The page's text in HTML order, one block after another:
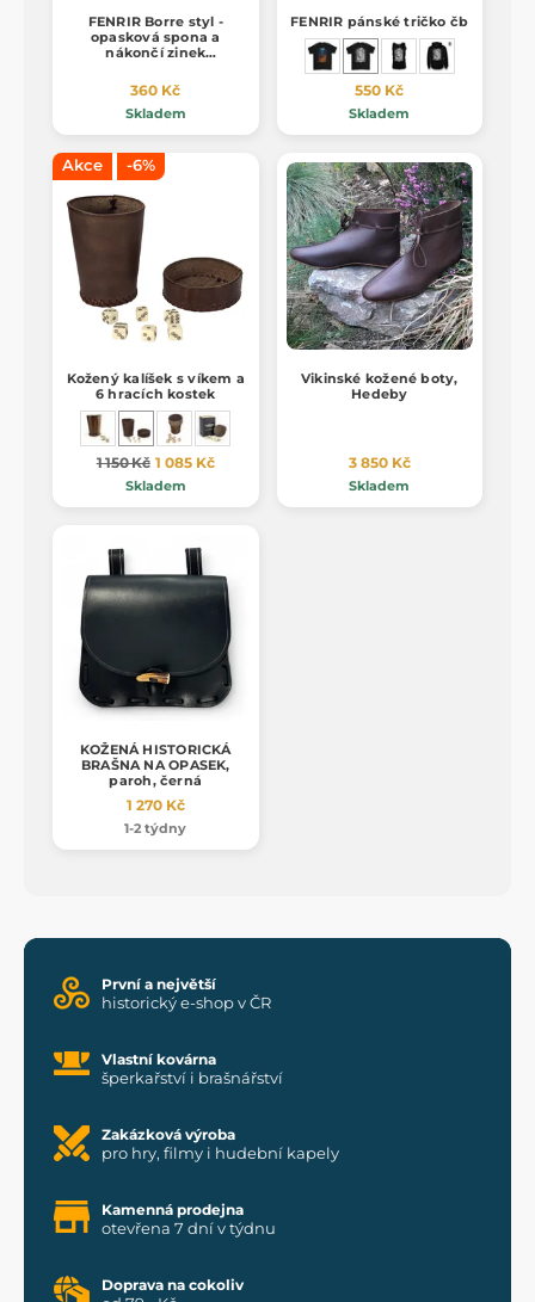
FENRIR Borre styl -
opasková spona a
nákončí zinek
360 Kč
Skladem
FENRIR pánské tričko čb
550 Kč
Skladem
Akce -6%
Kožený kalíšek s víkem a
6 hracích kostek
1 150 Kč 1 085 Kč
Skladem
Vikinské kožené boty,
Hedeby
3 850 Kč
Skladem
KOŽENÁ HISTORICKÁ
BRAŠNA NA OPASEK,
paroh, černá
1 270 Kč
1-2 týdny
První a největší
historický e-shop v ČR
Vlastní kovárna
šperkařství i brašnářství
Zakázková výroba
pro hry, filmy i hudební kapely
Kamenná prodejna
otevřena 7 dní v týdnu
Doprava na cokoliv